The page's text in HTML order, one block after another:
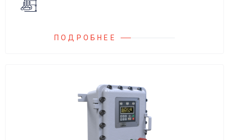
насосных агрегатов и установок.
ПОДРОБНЕЕ